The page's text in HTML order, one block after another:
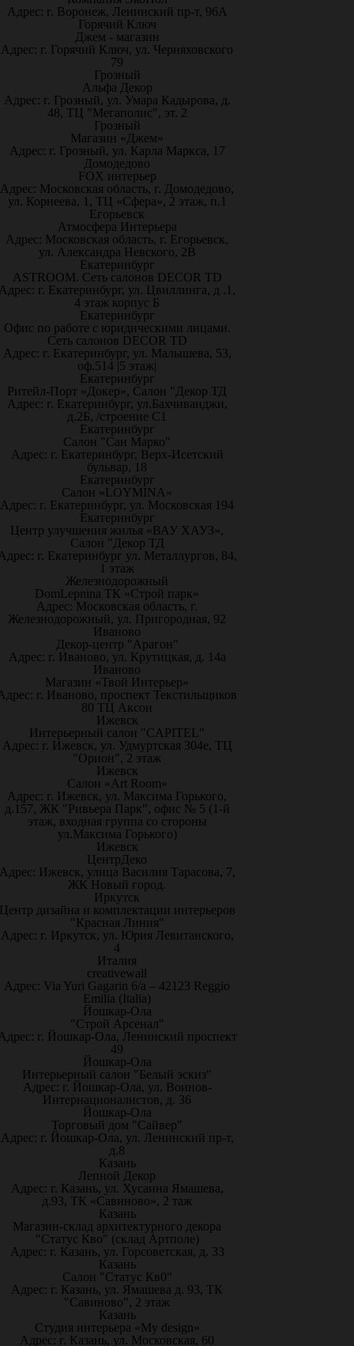
Адрес: г. Воронеж, Ленинский пр-т, 96А
Горячий Ключ
Джем - магазин
Адрес: г. Горячий Ключ, ул. Черняховского
79
Грозный
Альфа Декор
Адрес: г. Грозный, ул. Умара Кадырова, д.
48, ТЦ "Мегаполис", эт. 2
Грозный
Магазин «Джем»
Адрес: г. Грозный, ул. Карла Маркса, 17
Домодедово
FOX интерьер
Адрес: Московская область, г. Домодедово,
ул. Корнеева, 1, ТЦ «Сфера», 2 этаж, п.1
Егорьевск
Атмосфера Интерьера
Адрес: Московская область, г. Егорьевск,
ул. Александра Невского, 2В
Екатеринбург
ASTROOM. Сеть салонов DECOR TD
г. Екатеринбург, ул. Цвиллинга, д .1,
4 этаж корпус Б
Екатеринбург
Офис по работе с юридическими лицами.
Сеть салонов DECOR TD
Адрес: г. Екатеринбург, ул. Малышева, 53,
оф.514 |5 этаж|
Екатеринбург
Ритейл-Порт «Докер», Салон "Декор ТД
Адрес: г. Екатеринбург, ул.Бахчиванджи,
д.2Б, /строение С1
Екатеринбург
Салон "Сан Марко"
Адрес: г. Екатеринбург, Верх-Исетский
бульвар, 18
Екатеринбург
Салон «LOYMINA»
Адрес: г. Екатеринбург, ул. Московская 194
Екатеринбург
Центр улучшения жилья «ВАУ ХАУЗ»,
Салон "Декор ТД
г. Екатеринбург ул. Металлургов, 84,
1 этаж
Железнодорожный
DomLepnina ТК «Строй парк»
Адрес: Московская область, г.
Железнодорожный, ул. Пригородная, 92
Иваново
Декор-центр "Арагон"
Адрес: г. Иваново, ул. Крутицкая, д. 14а
Иваново
Магазин «Твой Интерьер»
г. Иваново, проспект Текстильщиков
80 ТЦ Аксон
Ижевск
Интерьерный салон "CAPITEL"
Адрес: г. Ижевск, ул. Удмуртская 304е, ТЦ
"Орион", 2 этаж
Ижевск
Салон «Art Room»
Адрес: г. Ижевск, ул. Максима Горького,
д.157, ЖК "Ривьера Парк", офис № 5 (1-й
этаж, входная группа со стороны
ул.Максима Горького)
Ижевск
ЦентрДеко
Ижевск, улица Василия Тарасова, 7,
ЖК Новый город.
Иркутск
дизайна и комплектации интерьеров
"Красная Линия"
Адрес: г. Иркутск, ул. Юрия Левитанского,
4
Италия
creativewall
Адрес: Via Yuri Gagarin 6/a – 42123 Reggio
Emilia (Italia)
Йошкар-Ола
"Строй Арсенал"
г. Йошкар-Ола, Ленинский проспект
49
Йошкар-Ола
Интерьерный салон "Белый эскиз"
Адрес: г. Йошкар-Ола, ул. Воинов-
Интернационалистов, д. 36
Йошкар-Ола
Торговый дом "Сайвер"
Адрес: г. Йошкар-Ола, ул. Ленинский пр-т,
д.8
Казань
Лепной Декор
Адрес: г. Казань, ул. Хусаина Ямашева,
д.93, ТК «Савиново», 2 таж
Казань
Магазин-склад архитектурного декора
"Статус Кво" (склад Артполе)
Адрес: г. Казань, ул. Горсоветская, д. 33
Казань
Салон "Статус Кв0"
Адрес: г. Казань, ул. Ямашева д. 93, ТК
"Савиново", 2 этаж
Казань
Студия интерьера «My design»
Адрес: г. Казань, ул. Московская, 60